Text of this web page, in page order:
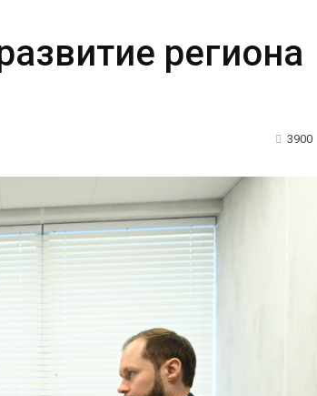
региона
3900